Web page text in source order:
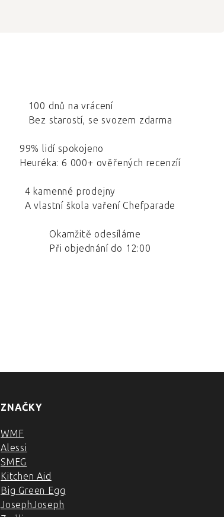
100 dnů na vrácení
Bez starostí, se svozem zdarma
99% lidí spokojeno
Heuréka: 6 000+ ověřených recenzíí
4 kamenné prodejny
A vlastní škola vaření Chefparade
Okamžitě odesíláme
Při objednání do 12:00
ZNAČKY
WMF
Alessi
SMEG
Kitchen Aid
Big Green Egg
JosephJoseph